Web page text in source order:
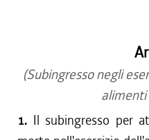
(Subingresso negli
alimenti
1. Il subingresso per